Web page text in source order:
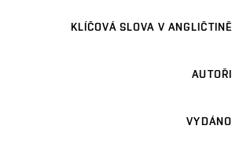
KLÍČOVÁ SLOVA V ANGLIČTINĚ
AUTOŘI
VYDÁNO